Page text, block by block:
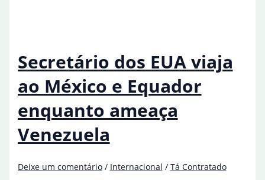
COP30
Secretário dos EUA viaja
ao México e Equador
enquanto ameaça
Venezuela
Deixe um comentário / Internacional / Tá Contratado